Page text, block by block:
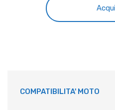
RR
COMPATIBILITA' MOTO